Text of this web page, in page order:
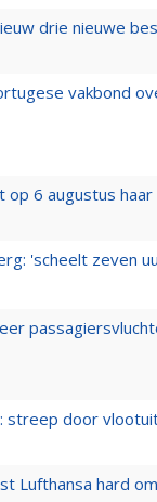
drie nieuwe
vakbond
op 6 augustus
'scheelt zeven
streep door
Lufthansa hard